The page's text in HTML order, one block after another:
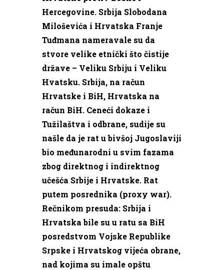
Hercegovine. Srbija Slobodana
Miloševića i Hrvatska Franje
Tuđmana nameravale su da
stvore velike etnički što čistije
države – Veliku Srbiju i Veliku
Hvatsku. Srbija, na račun
Hrvatske i BiH, Hrvatska na
račun BiH. Ceneći dokaze i
Tužilaštva i odbrane, sudije su
našle da je rat u bivšoj Jugoslaviji
bio međunarodni u svim fazama
zbog direktnog i indirektnog
učešća Srbije i Hrvatske. Rat
putem posrednika (proxy war).
Rečnikom presuda: Srbija i
Hrvatska bile su u ratu sa BiH
posredstvom Vojske Republike
Srpske i Hrvatskog vijeća obrane,
nad kojima su imale opštu